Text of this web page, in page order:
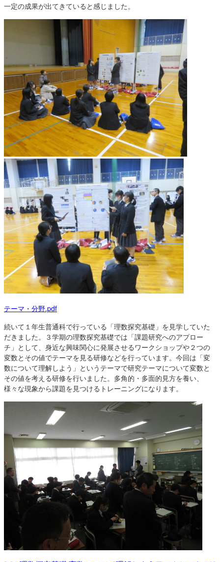
一定の成果が出てきていると感じました。
テーマ・分野.pdf
続いて１年生普通科で行っている「理数探究基礎」を見学していた
だきました。３学期の理数探究基礎では「課題研究へのアプロー
チ」として、身近な興味関心に発展させるワークショップや２つの
変数とその値でテーマを見る研修などを行っています。今回は「変
数について理解しよう」というテーマで研究テーマについて変数と
その値を考える研修を行いました。多角的・多面的見方を養い、
様々な現象から課題を見つけるトレーニングになります。